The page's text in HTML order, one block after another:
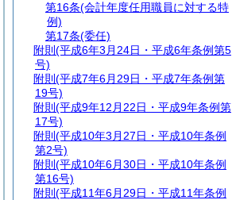
第16条(会計年度任用職員に対する特
例)
第17条(委任)
附則 (平成6年3月24日・平成6年条例第5
号)
附則 (平成7年6月29日・平成7年条例第
19号)
附則 (平成9年12月22日・平成9年条例第
17号)
附則 (平成10年3月27日・平成10年条例
第2号)
附則 (平成10年6月30日・平成10年条例
第16号)
附則 (平成11年6月29日・平成11年条例